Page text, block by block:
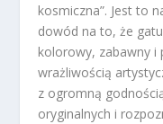
kosmiczna”. Jest to
dowód na to, że
kolorowy, zabawny i
wrażliwością
z ogromną
oryginalnych i